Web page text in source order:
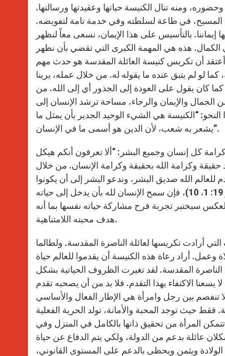
ومنه تنال الكنيسة حياتها وعقيدتها ورسالتها.
المسيح، في طاعة لسلطته وفي خدمة تامة لتفويضه.
بالتأسيس على هذا الإيمان، نسعى معاً لنظهر
الكمال. هذه هي المهمة الكبرى التي تقضي بأن نظهر
أعتقد أن تكريس كنيسة العائلة المقدسة هو حدث مهم
لو لم يتبق عنده ما يقوله له. من خلال عمله، يرينا
كما كان يقول على العودة إلى الجذور أي إلى الله. من
والإيمان والرجاء، مساحة ترشد الإنسان إلى
“الكنيسة هي الشيء الوحيد الجدير بأن يمثل ما
يشعر به شعب، لأن الدين هو أسمى ما في الإنسان”.
كل إنسان وجميع البشر: “ألا تعرفون أنكم هيكل
مقدس، وهو أنتم” (1 كور 3: 16، 17). هنا، تتحد حقيقة وكرامة الله بحقيقة وكرامة الإنسان. من خلال
الله صديق البشر، وندعو البشر إلى أن يكونوا
أصدقاء الله. وكما يعلم فصل زكا الذي يتحدث عنه إنجيل اليوم (لو 19: 1، 10)، فإن سمح الإنسان لله بأن يدخل إلى حياته
سيختبر تجربة فرح مشاركة حياته نفسها بما أنه
هدف محبته اللامتناهية.
أرادت تكريسها لعائلة الناصرة المقدسة. ولطالما
أراد رعاة هذه الكنيسة أن يقدموا للعالم حياة
المقدسة. لقد تغيرت الظروف الحياتية بشكل
يسعنا الاكتفاء بهذا التقدم. فلا بد من أن يصحبه تقدم
لا تنفصم بين رجل وامرأة هي الإطار الفعال والأساسي
فقط حيث توجد المحبة والأمانة، تولد الحرية الفعلية
المرأة من تحقيق ذاتها بالكامل في المنزل وفي
عائلة بدعم من الدولة، ولكي يتم الدفاع عن حياة
ويثمن ويحظى بالدعم على المستوى القانوني،